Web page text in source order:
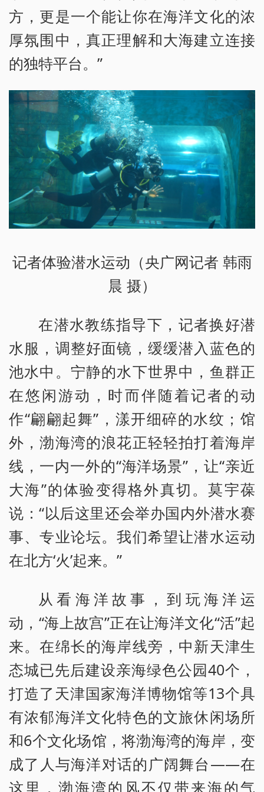
方，更是一个能让你在海洋文化的浓
厚氛围中，真正理解和大海建立连接
的独特平台。”
记者体验潜水运动（央广网记者 韩雨
晨 摄）
在潜水教练指导下，记者换好潜
水服，调整好面镜，缓缓潜入蓝色的
池水中。宁静的水下世界中，鱼群正
在悠闲游动，时而伴随着记者的动
作“翩翩起舞”，漾开细碎的水纹；馆
外，渤海湾的浪花正轻轻拍打着海岸
线，一内一外的“海洋场景”，让“亲近
大海”的体验变得格外真切。莫宇葆
说：“以后这里还会举办国内外潜水赛
事、专业论坛。我们希望让潜水运动
在北方‘火’起来。”
从看海洋故事，到玩海洋运
动，“海上故宫”正在让海洋文化“活”起
来。在绵长的海岸线旁，中新天津生
态城已先后建设亲海绿色公园40个，
打造了天津国家海洋博物馆等13个具
有浓郁海洋文化特色的文旅休闲场所
和6个文化场馆，将渤海湾的海岸，变
成了人与海洋对话的广阔舞台——在
这里，渤海湾的风不仅带来海的气